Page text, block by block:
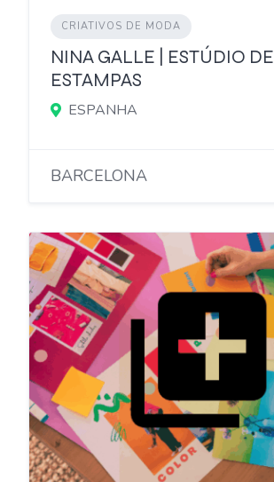
CRIATIVOS DE MODA
NINA GALLE | ESTÚDIO DE
ESTAMPAS
ESPANHA
BARCELONA